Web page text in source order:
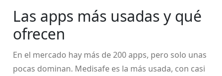
Las apps más usadas y qué
ofrecen
En el mercado hay más de 200 apps, pero solo unas
pocas dominan. Medisafe es la más usada, con casi